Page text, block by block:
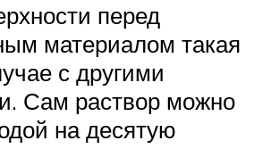
перед
материалом такая
с другими
Сам раствор можно
на десятую